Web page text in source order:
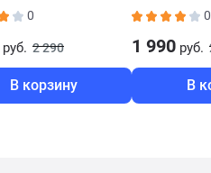
0
руб. 2 290
В корзину
0
1 990 руб.
В